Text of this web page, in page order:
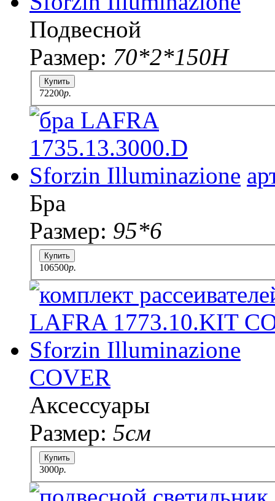
Подвесной
Размер: 70*2*150H
Купить
72200p.
Бра
Размер: 95*6
Купить
106500p.
COVER
Аксессуары
Размер: 5см
Купить
3000p.